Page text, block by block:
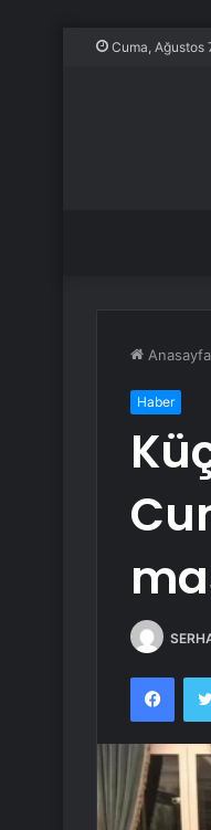
Cuma, Ağustos
Anasayfa
Haber